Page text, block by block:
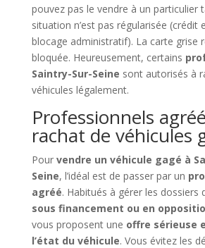
pouvez pas le vendre à un particulier
situation n’est pas régularisée (crédit
blocage administratif). La carte grise
bloquée. Heureusement, certains
Saintry-Sur-Seine sont autorisés à
véhicules légalement.
Professionnels
rachat de véhicules
Pour vendre un véhicule gagé à
Seine, l’idéal est de passer par un
agréé. Habitués à gérer les dossiers
sous financement ou en
vous proposent une offre sérieuse
l’état du véhicule. Vous évitez les